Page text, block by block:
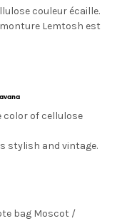
couleur écaille.
Lemtosh est
color of cellulose
stylish and vintage.
bag Moscot /